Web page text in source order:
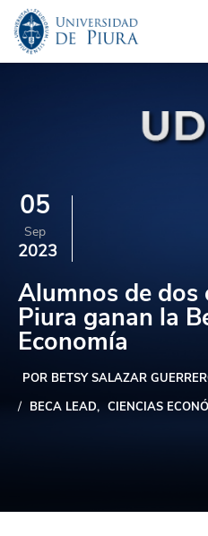
05
Sep
2023
Alumnos de dos
Piura ganan la
Economía
POR BETSY SALAZAR
BECA LEAD
CIENCIAS